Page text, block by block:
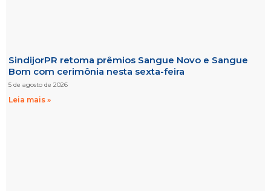
SindijorPR retoma prêmios Sangue Novo e Sangue
Bom com cerimônia nesta sexta-feira
5 de agosto de 2026
Leia mais »